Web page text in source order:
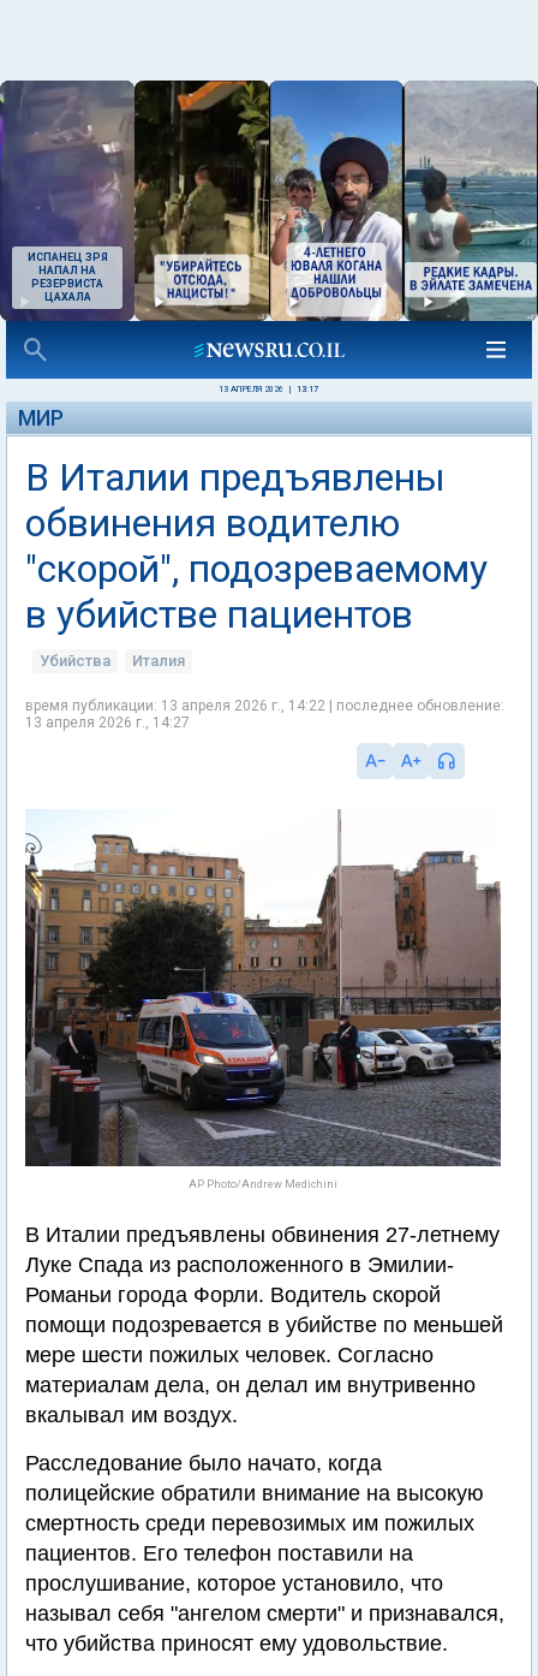
ИСПАНЕЦ ЗРЯ
НАПАЛ НА
РЕЗЕРВИСТА
ЦАХАЛА
13 АПРЕЛЯ 2026 13:17
МИР
В Италии предъявлены
обвинения водителю
"скорой", подозреваемому
в убийстве пациентов
Убийства Италия
время публикации: 13 апреля 2026 г., 14:22 | последнее обновление:
13 апреля 2026 г., 14:27
AP Photo/Andrew Medichini
В Италии предъявлены обвинения 27-летнему
Луке Спада из расположенного в Эмилии-
Романьи города Форли. Водитель скорой
помощи подозревается в убийстве по меньшей
мере шести пожилых человек. Согласно
материалам дела, он делал им внутривенно
вкалывал им воздух.
Расследование было начато, когда
полицейские обратили внимание на высокую
смертность среди перевозимых им пожилых
пациентов. Его телефон поставили на
прослушивание, которое установило, что
называл себя "ангелом смерти" и признавался,
что убийства приносят ему удовольствие.